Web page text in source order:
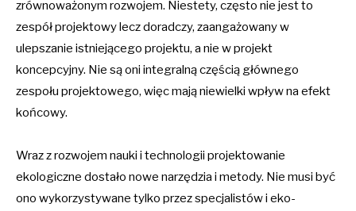
zrównoważonym rozwojem. Niestety, często nie jest to
zespół projektowy lecz doradczy, zaangażowany w
ulepszanie istniejącego projektu, a nie w projekt
koncepcyjny. Nie są oni integralną częścią głównego
zespołu projektowego, więc mają niewielki wpływ na efekt
końcowy.
Wraz z rozwojem nauki i technologii projektowanie
ekologiczne dostało nowe narzędzia i metody. Nie musi być
ono wykorzystywane tylko przez specjalistów i eko-